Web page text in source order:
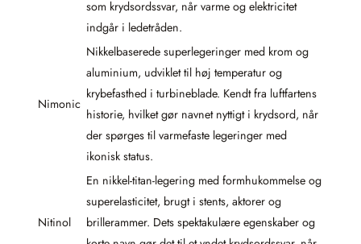
som krydsordssvar, når varme og elektricitet
indgår i ledetråden.
Nimonic
Nikkelbaserede superlegeringer med krom og
aluminium, udviklet til høj temperatur og
krybefasthed i turbineblade. Kendt fra luftfartens
historie, hvilket gør navnet nyttigt i krydsord, når
der spørges til varmefaste legeringer med
ikonisk status.
Nitinol
En nikkel-titan-legering med formhukommelse og
superelasticitet, brugt i stents, aktorer og
brillerammer. Dets spektakulære egenskaber og